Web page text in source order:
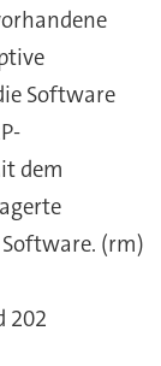
Software
dem
(rm)
202